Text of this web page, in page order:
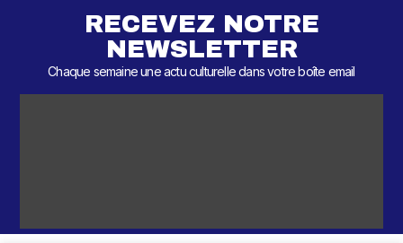
RECEVEZ NOTRE
NEWSLETTER
Chaque semaine une actu culturelle dans votre boîte email